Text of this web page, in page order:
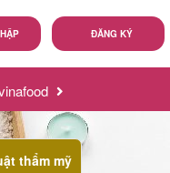
ĐĂNG KÝ
đậm vị tại sài gòn
thẩm mỹ